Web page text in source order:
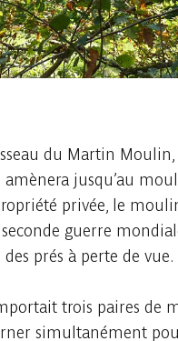
du Martin
jusqu’au
privée, le
guerre
prés à perte de vue.
trois paires de
simultanément